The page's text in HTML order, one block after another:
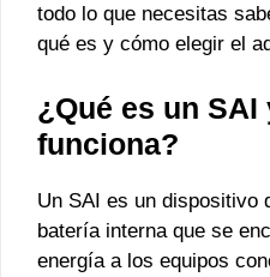
todo lo que necesitas
qué es y cómo elegir el
¿Qué es un SAI
funciona?
Un SAI es un dispositivo
batería interna que se
energía a los equipos